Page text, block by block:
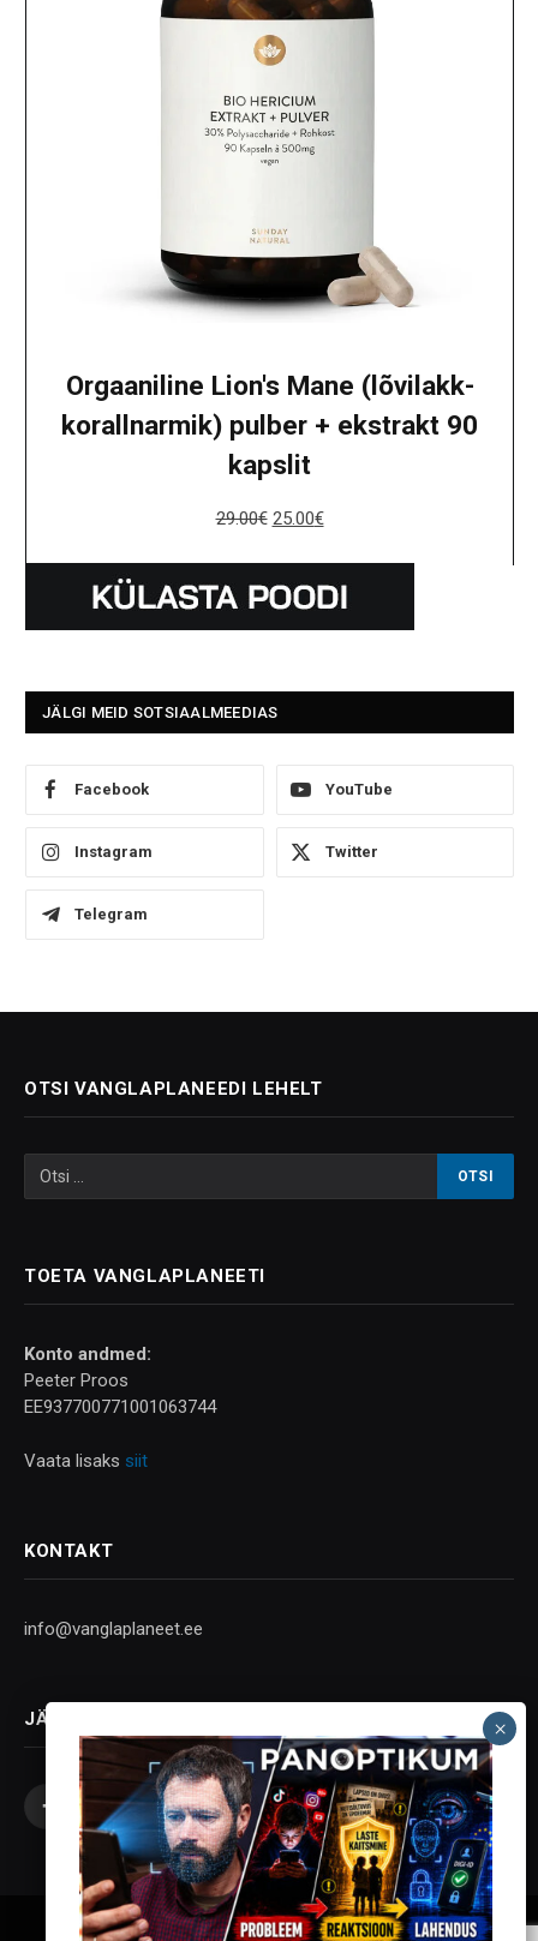
Orgaaniline Lion's Mane (lõvilakk-
korallnarmik) pulber + ekstrakt 90
kapslit
29.00€ 25.00€
JÄLGI MEID SOTSIAALMEEDIAS
Facebook YouTube
Instagram Twitter
Telegram
OTSI VANGLAPLANEEDI LEHELT
TOETA VANGLAPLANEETI
Konto andmed:
Peeter Proos
EE937700771001063744
Vaata lisaks siit
KONTAKT
info@vanglaplaneet.ee
JÄLGI SOTSIAALMEEDIAS
Facebook
X
(Twitter)
InstagramYouTubeTelegram